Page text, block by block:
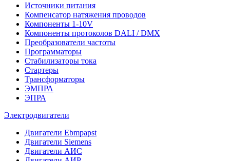
Источники питания
Компенсатор натяжения проводов
Компоненты 1-10V
Компоненты протоколов DALI / DMX
Преобразователи частоты
Программаторы
Стабилизаторы тока
Стартеры
Трансформаторы
ЭМПРА
ЭПРА
Электродвигатели
Двигатели Ebmpapst
Двигатели Siemens
Двигатели АИС